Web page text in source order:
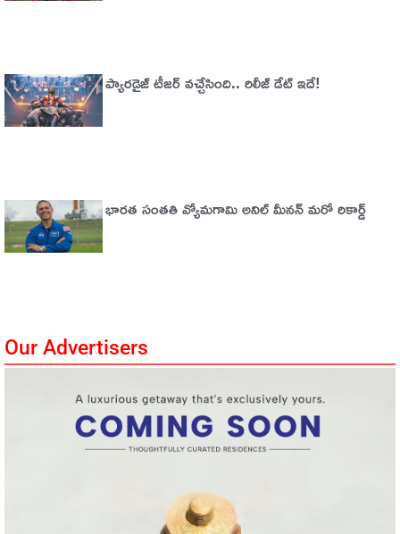
ప్యారడైజ్‌ టీజర్‌ వచ్చేసింది.. రిలీజ్‌ డేట్‌ ఇదే!
భారత సంతతి వ్యోమగామి అనిల్‌ మీనన్‌ మరో రికార్డ్‌
Our Advertisers